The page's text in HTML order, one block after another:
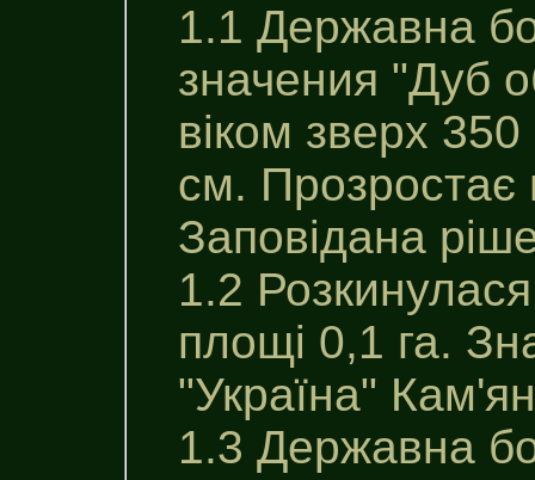
1.1 Державна
значения "Дуб
віком зверх
см. Прозростає
Заповідана
1.2
площі 0,1 га.
"Україна"
1.3 Державна